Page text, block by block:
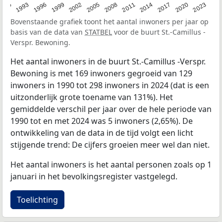
1993 1996 1999 2002 2005 2008 2011 2014 2017 2020 2023
Bovenstaande grafiek toont het aantal inwoners per jaar op
basis van de data van STATBEL voor de buurt St.-Camillus -
Verspr. Bewoning.
Het aantal inwoners in de buurt St.-Camillus -Verspr.
Bewoning is met 169 inwoners gegroeid van 129
inwoners in 1990 tot 298 inwoners in 2024 (dat is een
uitzonderlijk grote toename van 131%). Het
gemiddelde verschil per jaar over de hele periode van
1990 tot en met 2024 was 5 inwoners (2,65%). De
ontwikkeling van de data in de tijd volgt een licht
stijgende trend: De cijfers groeien meer wel dan niet.
Het aantal inwoners is het aantal personen zoals op 1
januari in het bevolkingsregister vastgelegd.
Toelichting